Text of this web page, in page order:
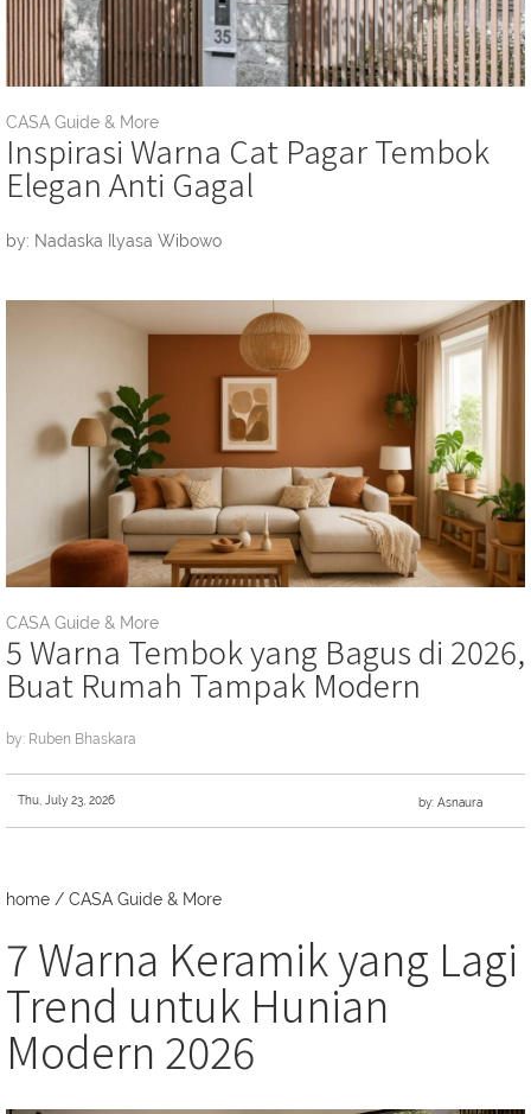
CASA Guide & More
Inspirasi Warna Cat Pagar Tembok
Elegan Anti Gagal
by: Nadaska Ilyasa Wibowo
CASA Guide & More
5 Warna Tembok yang Bagus di 2026,
Buat Rumah Tampak Modern
by: Ruben Bhaskara
Thu, July 23, 2026 by: Asnaura
home / CASA Guide & More
7 Warna Keramik yang Lagi
Trend untuk Hunian
Modern 2026